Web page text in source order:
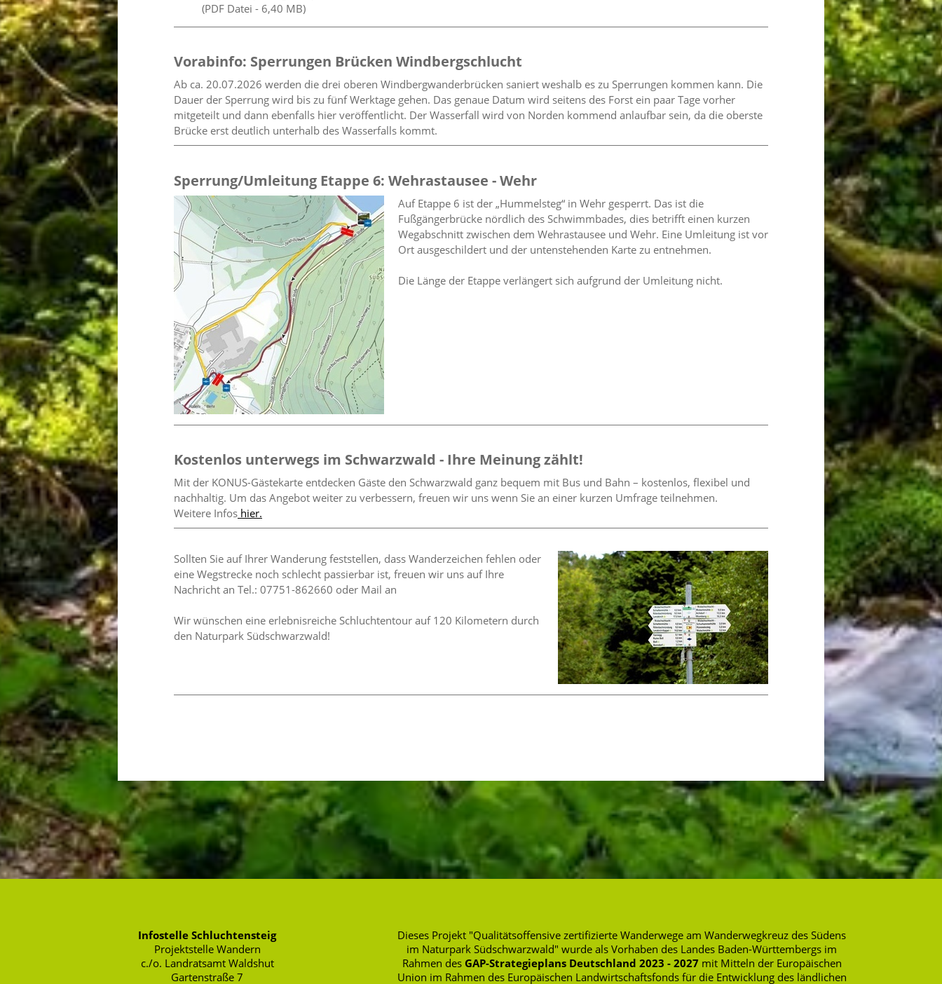
(PDF Datei - 6,40 MB)
Vorabinfo: Sperrungen Brücken Windbergschlucht
Ab ca. 20.07.2026 werden die drei oberen Windbergwanderbrücken saniert weshalb es zu Sperrungen kommen kann. Die
Dauer der Sperrung wird bis zu fünf Werktage gehen. Das genaue Datum wird seitens des Forst ein paar Tage vorher
mitgeteilt und dann ebenfalls hier veröffentlicht. Der Wasserfall wird von Norden kommend anlaufbar sein, da die oberste
Brücke erst deutlich unterhalb des Wasserfalls kommt.
Sperrung/Umleitung Etappe 6: Wehrastausee - Wehr
Auf Etappe 6 ist der „Hummelsteg“ in Wehr gesperrt. Das ist die
Fußgängerbrücke nördlich des Schwimmbades, dies betrifft einen kurzen
Wegabschnitt zwischen dem Wehrastausee und Wehr. Eine Umleitung ist vor
Ort ausgeschildert und der untenstehenden Karte zu entnehmen.
Die Länge der Etappe verlängert sich aufgrund der Umleitung nicht.
Kostenlos unterwegs im Schwarzwald - Ihre Meinung zählt!
Mit der KONUS-Gästekarte entdecken Gäste den Schwarzwald ganz bequem mit Bus und Bahn – kostenlos, flexibel und
nachhaltig. Um das Angebot weiter zu verbessern, freuen wir uns wenn Sie an einer kurzen Umfrage teilnehmen.
Weitere Infos hier.
Sollten Sie auf Ihrer Wanderung feststellen, dass Wanderzeichen fehlen oder
eine Wegstrecke noch schlecht passierbar ist, freuen wir uns auf Ihre
Nachricht an Tel.: 07751-862660 oder Mail an
Wir wünschen eine erlebnisreiche Schluchtentour auf 120 Kilometern durch
den Naturpark Südschwarzwald!
Infostelle Schluchtensteig
Projektstelle Wandern
c./o. Landratsamt Waldshut
Gartenstraße 7
Dieses Projekt "Qualitätsoffensive zertifizierte Wanderwege am Wanderwegkreuz des Südens
im Naturpark Südschwarzwald" wurde als Vorhaben des Landes Baden-Württembergs im
Rahmen des GAP-Strategieplans Deutschland 2023 - 2027 mit Mitteln der Europäischen
Union im Rahmen des Europäischen Landwirtschaftsfonds für die Entwicklung des ländlichen